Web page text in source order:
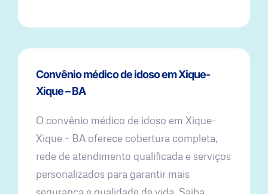
Convênio médico de idoso em Xique-
Xique – BA
O convênio médico de idoso em Xique-
Xique – BA oferece cobertura completa,
rede de atendimento qualificada e serviços
personalizados para garantir mais